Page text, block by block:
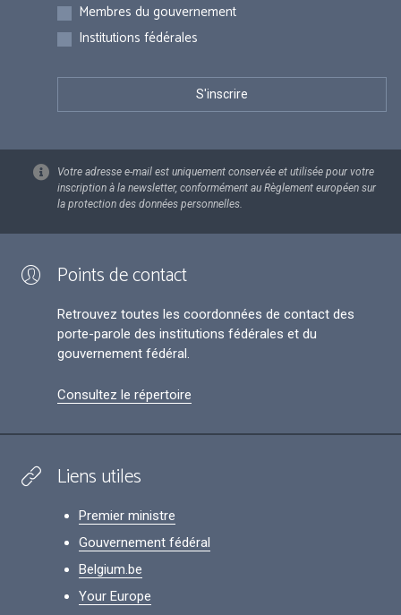
Membres du gouvernement
Institutions fédérales
Votre adresse e-mail est uniquement conservée et utilisée pour votre
inscription à la newsletter, conformément au Règlement européen sur
la protection des données personnelles.
Points de contact
Retrouvez toutes les coordonnées de contact des
porte-parole des institutions fédérales et du
gouvernement fédéral.
Consultez le répertoire
Liens utiles
Premier ministre
Gouvernement fédéral
Belgium.be
Your Europe